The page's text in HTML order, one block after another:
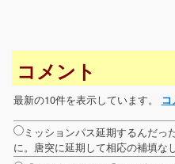
コメント
最新の10件を表示しています。
ミッションパス延期するんだっ
に。唐突に延期して相応の補填な